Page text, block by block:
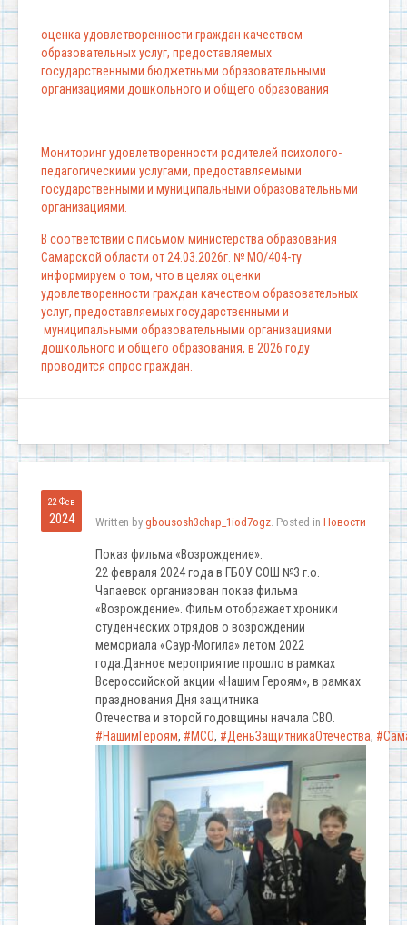
оценка удовлетворенности граждан качеством
образовательных услуг, предоставляемых
государственными бюджетными образовательными
организациями дошкольного и общего образования
Мониторинг удовлетворенности родителей психолого-
педагогическими услугами, предоставляемыми
государственными и муниципальными образовательными
организациями.
В соответствии с письмом министерства образования
Самарской области от 24.03.2026г. № МО/404-ту
информируем о том, что в целях оценки
удовлетворенности граждан качеством образовательных
услуг, предоставляемых государственными и
муниципальными образовательными организациями
дошкольного и общего образования, в 2026 году
проводится опрос граждан.
22 Фев
2024 Written by gbousosh3chap_1iod7ogz. Posted in Новости
Показ фильма «Возрождение».
22 февраля 2024 года в ГБОУ СОШ №3 г.о.
Чапаевск организован показ фильма
«Возрождение». Фильм отображает хроники
студенческих отрядов о возрождении
мемориала «Саур-Могила» летом 2022
года.Данное мероприятие прошло в рамках
Всероссийской акции «Нашим Героям», в рамках
празднования Дня защитника
Отечества и второй годовщины начала СВО.
#НашимГероям, #МСО, #ДеньЗащитникаОтечества,